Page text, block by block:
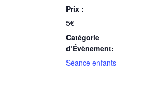
Prix :
5€
Catégorie
d’Évènement:
Séance enfants